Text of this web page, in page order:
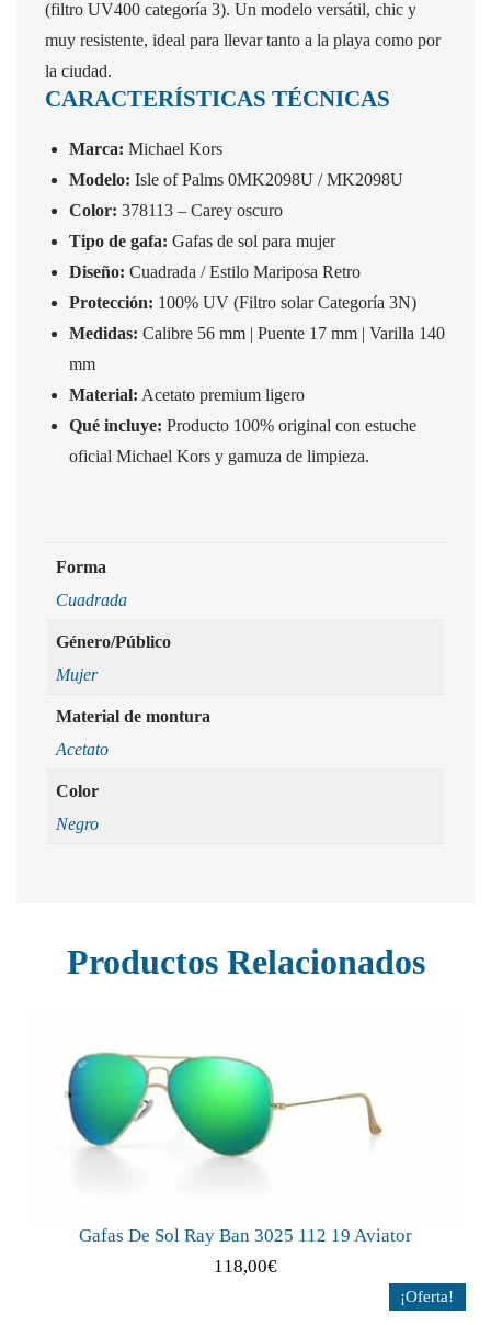
(filtro UV400 categoría 3). Un modelo versátil, chic y
muy resistente, ideal para llevar tanto a la playa como por
la ciudad.
CARACTERÍSTICAS TÉCNICAS
Marca: Michael Kors
Modelo: Isle of Palms 0MK2098U / MK2098U
Color: 378113 – Carey oscuro
Tipo de gafa: Gafas de sol para mujer
Diseño: Cuadrada / Estilo Mariposa Retro
Protección: 100% UV (Filtro solar Categoría 3N)
Medidas: Calibre 56 mm | Puente 17 mm | Varilla 140
mm
Material: Acetato premium ligero
Qué incluye: Producto 100% original con estuche
oficial Michael Kors y gamuza de limpieza.
Forma
Cuadrada
Género/Público
Mujer
Material de montura
Acetato
Color
Negro
Productos Relacionados
Gafas De Sol Ray Ban 3025 112 19 Aviator
118,00€
¡Oferta!